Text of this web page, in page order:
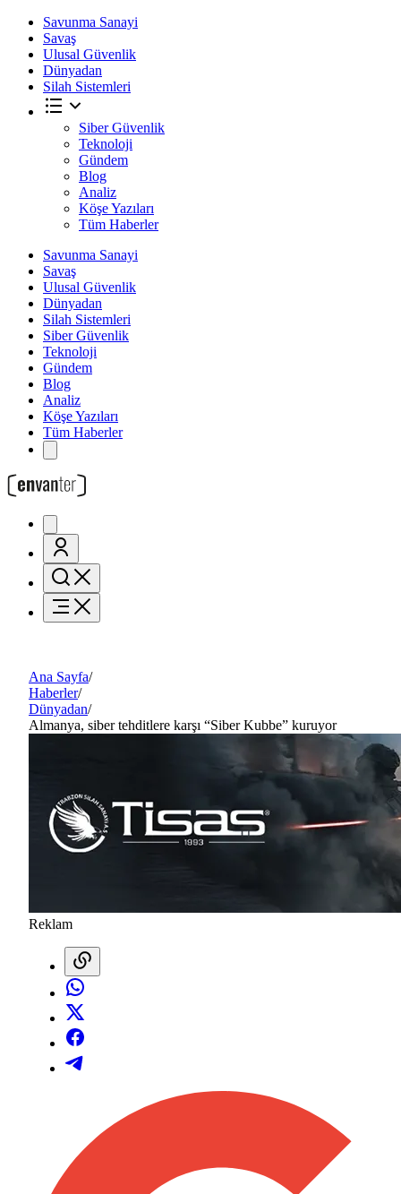
Savunma Sanayi
Savaş
Ulusal Güvenlik
Dünyadan
Silah Sistemleri
Siber Güvenlik
Teknoloji
Gündem
Blog
Analiz
Köşe Yazıları
Tüm Haberler
Savunma Sanayi
Savaş
Ulusal Güvenlik
Dünyadan
Silah Sistemleri
Siber Güvenlik
Teknoloji
Gündem
Blog
Analiz
Köşe Yazıları
Tüm Haberler
Ana Sayfa/
Haberler/
Dünyadan/
Almanya, siber tehditlere karşı “Siber Kubbe” kuruyor
Reklam